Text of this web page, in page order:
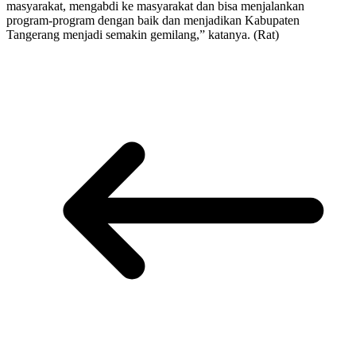
masyarakat, mengabdi ke masyarakat dan bisa menjalankan
program-program dengan baik dan menjadikan Kabupaten
Tangerang menjadi semakin gemilang,” katanya. (Rat)